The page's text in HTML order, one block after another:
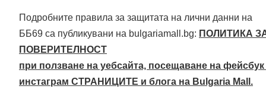
Подробните правила за защитата на лични данни на
ББ69 са публикувани на bulgariamall.bg: ПОЛИТИКА
ПОВЕРИТЕЛНОСТ
при ползване на уебсайта, посещаване на фейсбук
инстаграм СТРАНИЦИТЕ и блога на Bulgaria Mall.